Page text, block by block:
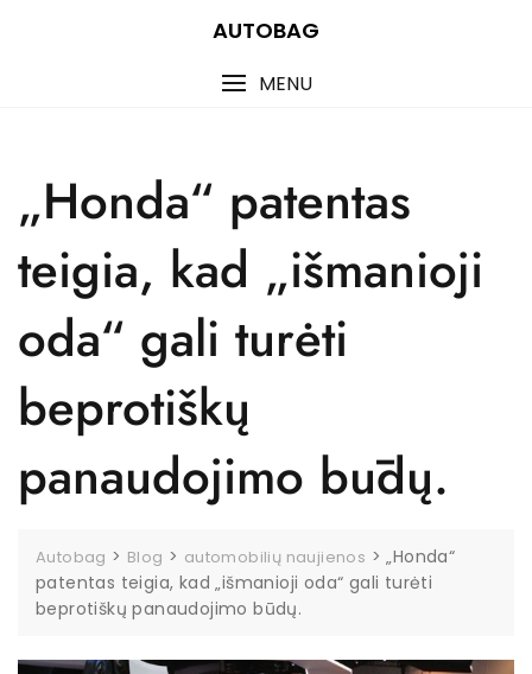
AUTOBAG
MENU
„Honda“ patentas
teigia, kad „išmanioji
oda“ gali turėti
beprotiškų
panaudojimo būdų.
Autobag > Blog > automobilių naujienos >„Honda“
patentas teigia, kad „išmanioji oda“ gali turėti
beprotiškų panaudojimo būdų.